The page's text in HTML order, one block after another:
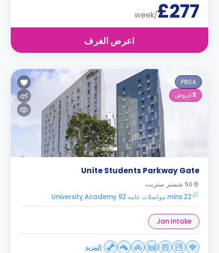
£277
/week
اعرض الغرف
PBSA
3عروض
Unite Students Parkway Gate
50 شستر ستريت
22 mins مواصلات عامه University Academy 92
Jan Intake
المزيد